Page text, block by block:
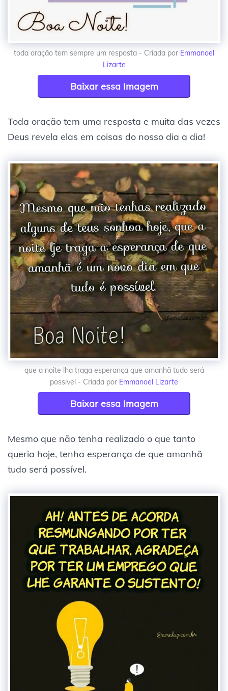
toda oração tem sempre um resposta - Criada por Emmanoel
Lizarte
Baixar essa Imagem
Toda oração tem uma resposta e muita das vezes
Deus revela elas em coisas do nosso dia a dia!
que a noite lha traga esperança que amanhã tudo será
possivel - Criada por Emmanoel Lizarte
Baixar essa Imagem
Mesmo que não tenha realizado o que tanto
queria hoje, tenha esperança de que amanhã
tudo será possível.